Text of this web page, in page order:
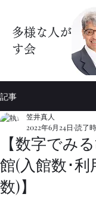
多様な人が暮
す会
記事
【数字でみ
館(入館数･利
数)】
笠井真人
2022年6月24日 読了